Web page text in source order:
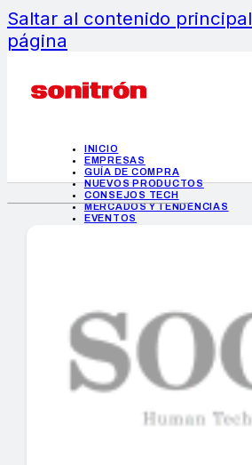
Saltar al contenido principal
página
INICIO
EMPRESAS
GUÍA DE COMPRA
NUEVOS PRODUCTOS
CONSEJOS TECH
MERCADOS Y TENDENCIAS
EVENTOS
INICIO
EMPRESAS
GUÍA DE COMPRA